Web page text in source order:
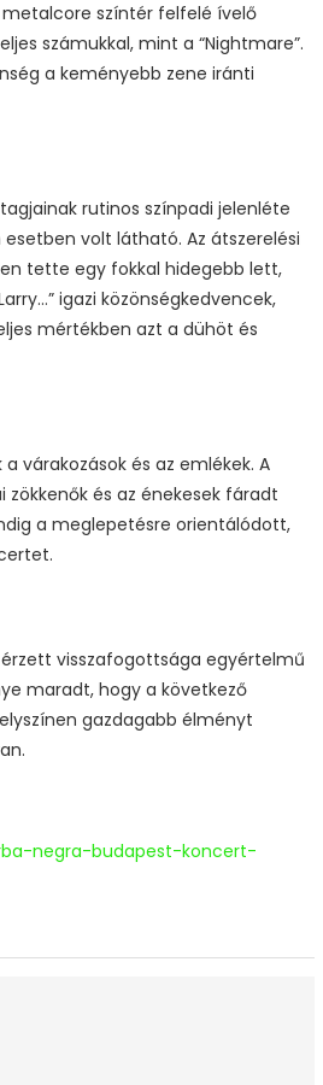
metalcore színtér felfelé ívelő
számukkal, mint a “Nightmare”.
a keményebb zene iránti
rutinos színpadi jelenléte
volt látható. Az átszerelési
tette egy fokkal hidegebb lett,
igazi közönségkedvencek,
mértékben azt a dühöt és
várakozások és az emlékek. A
és az énekesek fáradt
a meglepetésre orientálódott,
visszafogottsága egyértelmű
maradt, hogy a következő
gazdagabb élményt
negra-budapest-koncert-